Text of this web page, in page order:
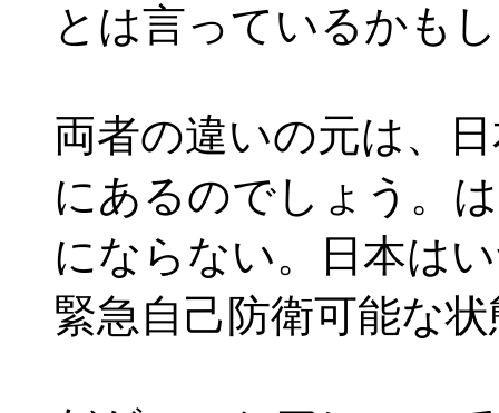
とは言っているかも
両者の違いの元は、
にあるのでしょう。
にならない。日本は
緊急自己防衛可能な